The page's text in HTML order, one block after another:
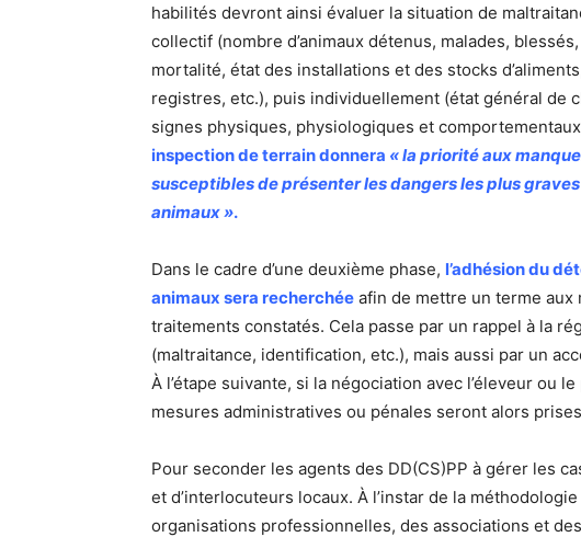
habilités devront ainsi évaluer la situation de
collectif (nombre d’animaux détenus, malades,
mortalité, état des installations et des stocks
registres, etc.), puis individuellement (état général de
signes physiques, physiologiques et
inspection de terrain donnera « la priorité aux
susceptibles de présenter les dangers les plus
animaux ».
Dans le cadre d’une deuxième phase, l’adhésion du
animaux sera recherchée afin de mettre un terme aux
traitements constatés. Cela passe par un rappel à la
(maltraitance, identification, etc.), mais aussi par un
À l’étape suivante, si la négociation avec l’éleveur ou
mesures administratives ou pénales seront alors
Pour seconder les agents des DD(CS)PP à gérer les
et d’interlocuteurs locaux. À l’instar de la
organisations professionnelles, des associations et